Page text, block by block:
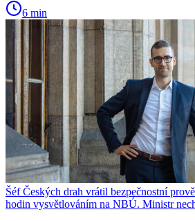
6 min
Šéf Českých drah vrátil bezpečnostní
hodin vysvětlováním na NBÚ. Ministr